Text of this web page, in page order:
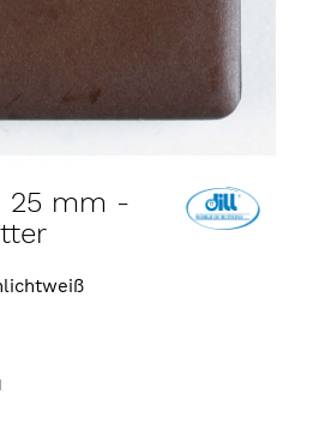
25 mm -